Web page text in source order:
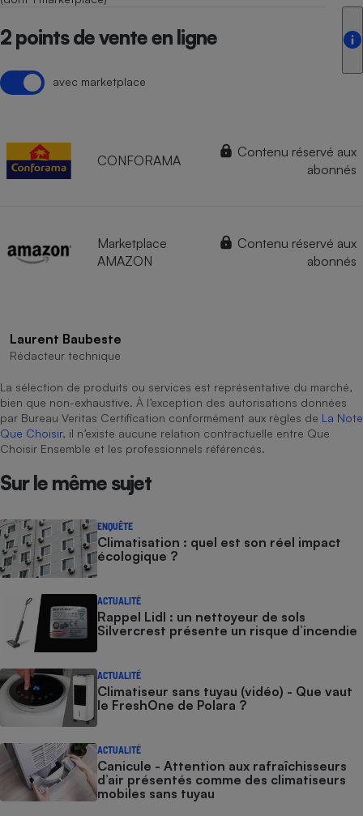
2 points de vente en ligne
avec marketplace
CONFORAMA
Contenu réservé aux
abonnés
Marketplace
AMAZON
Contenu réservé aux
abonnés
Laurent Baubeste
Rédacteur technique
La sélection de produits ou services est représentative du marché,
bien que non-exhaustive. À l’exception des autorisations données
par Bureau Veritas Certification conformément aux règles de La Note
Que Choisir, il n’existe aucune relation contractuelle entre Que
Choisir Ensemble et les professionnels référencés.
Sur le même sujet
ENQUÊTE
Climatisation : quel est son réel impact
écologique ?
ACTUALITÉ
Rappel Lidl : un nettoyeur de sols
Silvercrest présente un risque d’incendie
ACTUALITÉ
Climatiseur sans tuyau (vidéo) - Que vaut
le FreshOne de Polara ?
ACTUALITÉ
Canicule - Attention aux rafraîchisseurs
d’air présentés comme des climatiseurs
mobiles sans tuyau